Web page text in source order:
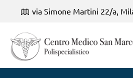
via Simone Martini 22/a,